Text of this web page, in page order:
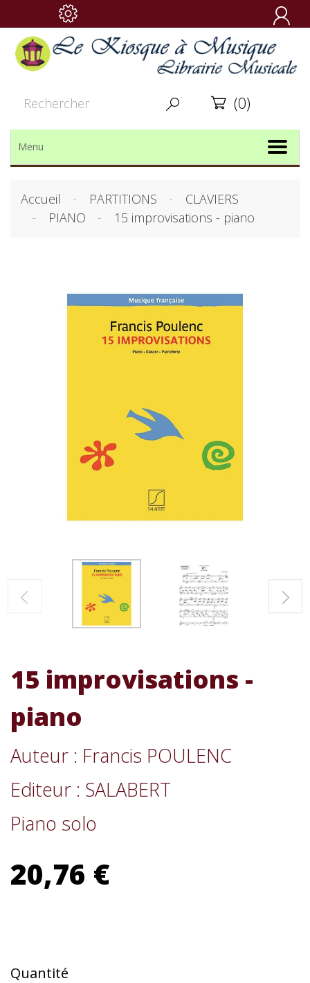

  (0)
Menu
Accueil PARTITIONS
CLAVIERS
PIANO
15 improvisations - piano
15 improvisations -
piano
Auteur : Francis POULENC
Editeur : SALABERT
Piano solo
20,76 €
Quantité